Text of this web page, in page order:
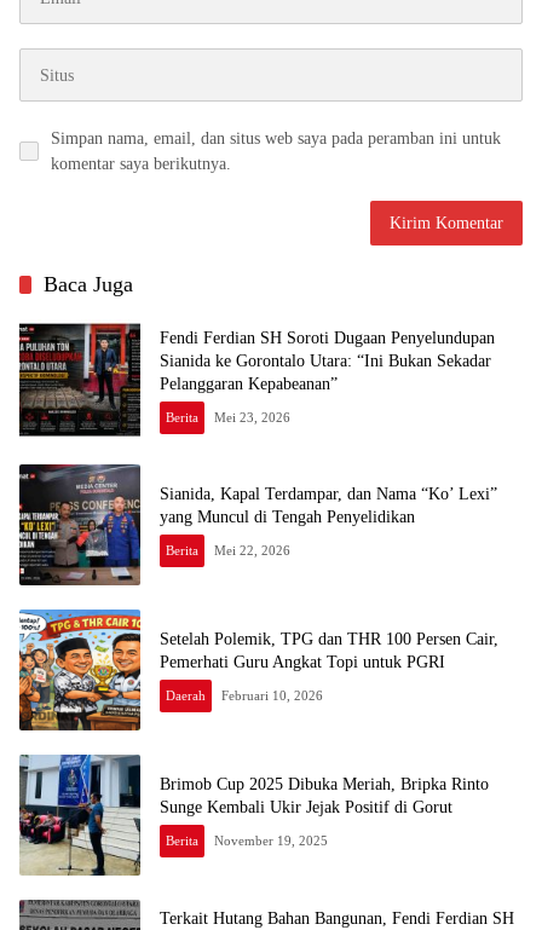
Simpan nama, email, dan situs web saya pada peramban ini untuk
komentar saya berikutnya.
Baca Juga
Fendi Ferdian SH Soroti Dugaan Penyelundupan
Sianida ke Gorontalo Utara: “Ini Bukan Sekadar
Pelanggaran Kepabeanan”
Berita Mei 23, 2026
Sianida, Kapal Terdampar, dan Nama “Ko’ Lexi”
yang Muncul di Tengah Penyelidikan
Berita Mei 22, 2026
Setelah Polemik, TPG dan THR 100 Persen Cair,
Pemerhati Guru Angkat Topi untuk PGRI
Daerah Februari 10, 2026
Brimob Cup 2025 Dibuka Meriah, Bripka Rinto
Sunge Kembali Ukir Jejak Positif di Gorut
Berita November 19, 2025
Terkait Hutang Bahan Bangunan, Fendi Ferdian SH